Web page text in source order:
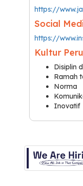
https://
Social
https://
Kultur
Disiplin
Ramah
Norma
Inovatif